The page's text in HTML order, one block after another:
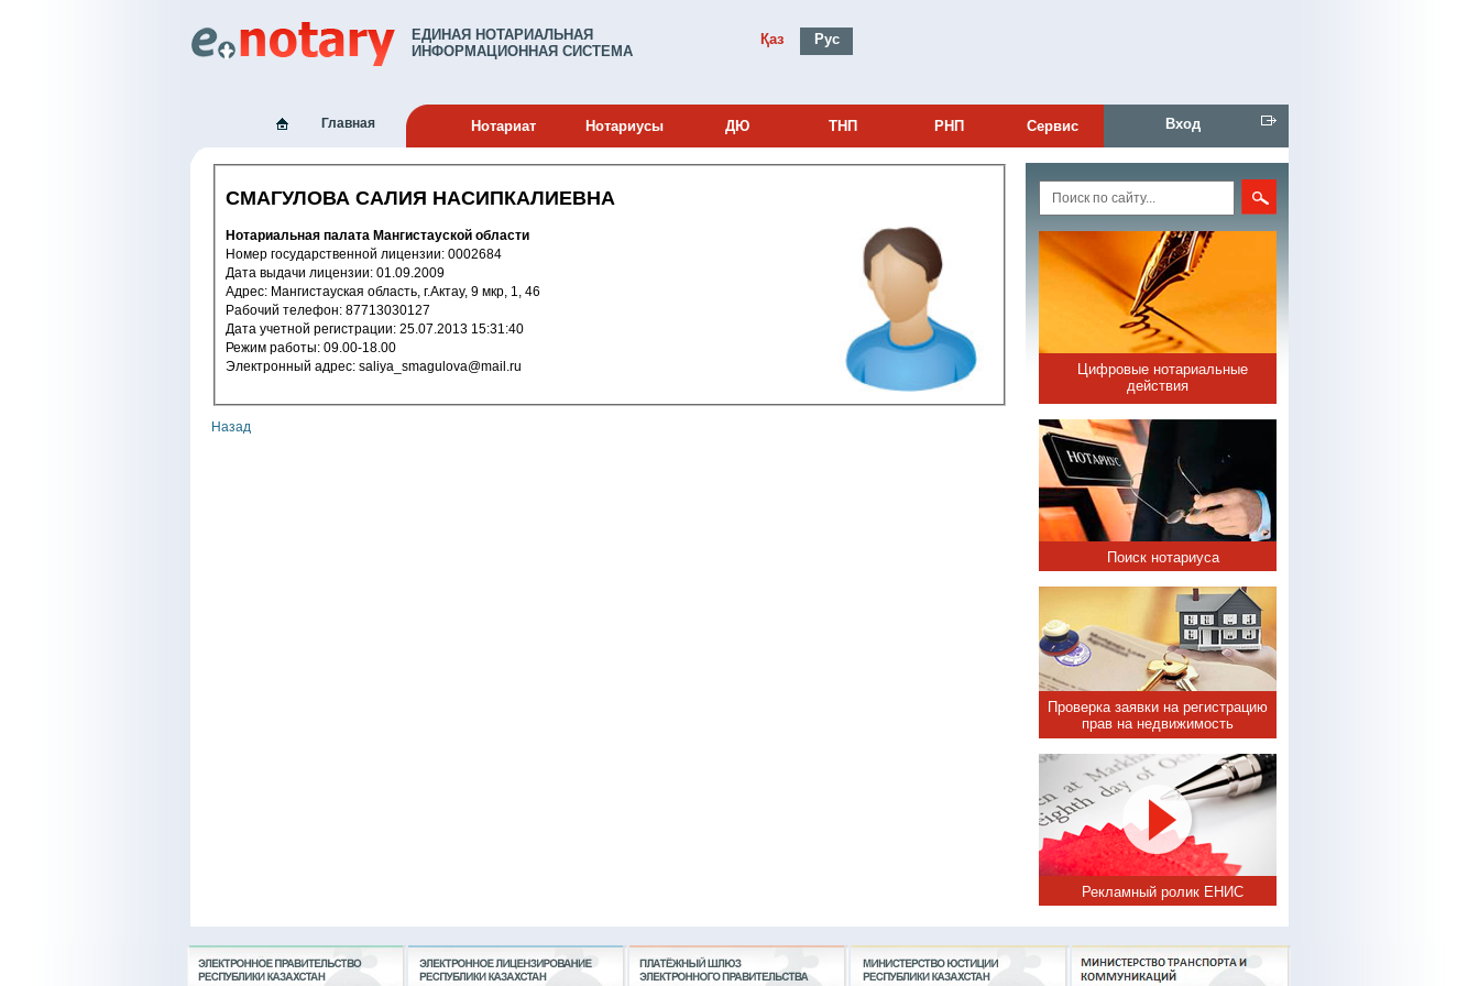
ЕДИНАЯ НОТАРИАЛЬНАЯ
ИНФОРМАЦИОННАЯ СИСТЕМА
Қаз Рус
Главная Нотариат Нотариусы ДЮ ТНП РНП Сервис Вход
СМАГУЛОВА САЛИЯ НАСИПКАЛИЕВНА
Нотариальная палата Мангистауской области
Номер государственной лицензии: 0002684
Дата выдачи лицензии: 01.09.2009
Адрес: Мангистауская область, г.Актау, 9 мкр, 1, 46
Рабочий телефон: 87713030127
Дата учетной регистрации: 25.07.2013 15:31:40
Режим работы: 09.00-18.00
Электронный адрес: saliya_smagulova@mail.ru
Назад
Цифровые нотариальные
действия
Поиск нотариуса
Проверка заявки на регистрацию
прав на недвижимость
Рекламный ролик ЕНИС